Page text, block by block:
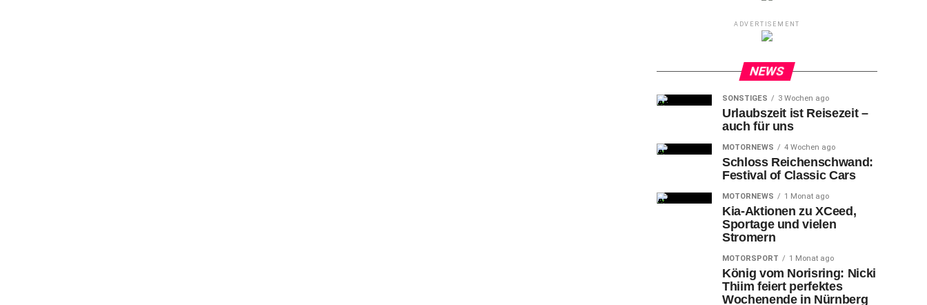
ADVERTISEMENT
NEWS
SONSTIGES 3 Wochen ago
Urlaubszeit ist Reisezeit –
auch für uns
MOTORNEWS 4 Wochen ago
Schloss Reichenschwand:
Festival of Classic Cars
MOTORNEWS 1 Monat ago
Kia-Aktionen zu XCeed,
Sportage und vielen
Stromern
MOTORSPORT 1 Monat ago
König vom Norisring: Nicki
Thiim feiert perfektes
Wochenende in Nürnberg